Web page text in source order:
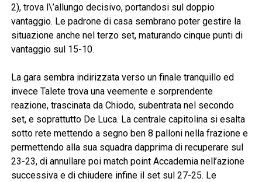
2), trova l\’allungo decisivo, portandosi sul doppio
vantaggio. Le padrone di casa sembrano poter gestire la
situazione anche nel terzo set, maturando cinque punti di
vantaggio sul 15-10.
La gara sembra indirizzata verso un finale tranquillo ed
invece Talete trova una veemente e sorprendente
reazione, trascinata da Chiodo, subentrata nel secondo
set, e soprattutto De Luca. La centrale capitolina si esalta
sotto rete mettendo a segno ben 8 palloni nella frazione e
permettendo alla sua squadra dapprima di recuperare sul
23-23, di annullare poi match point Accademia nell’azione
successiva e di chiudere infine il set sul 27-25. Le